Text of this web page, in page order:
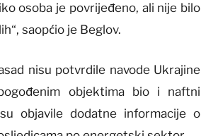
osoba je povrijeđeno, ali nije bilo
saopćio je Beglov.
nisu potvrdile navode Ukrajine
objektima bio i naftni
objavile dodatne informacije o